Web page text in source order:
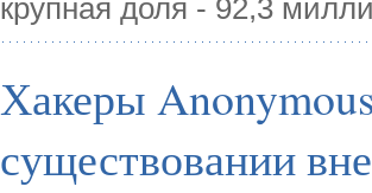
крупная доля - 92,3
Хакеры
существовании